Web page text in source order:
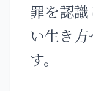
罪を認
い生き
す。